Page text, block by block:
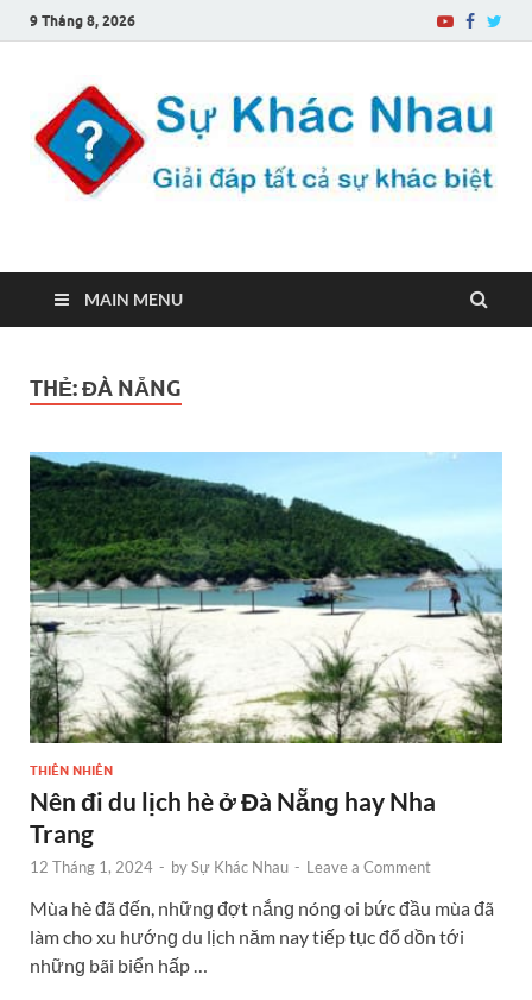
9 Tháng 8, 2026
Sự Khác Nhau
MAIN MENU
THẺ:ĐÀ NẴNG
THIÊN NHIÊN
Nên đi du lịch hè ở Đà Nẵnɡ hay Nha
Trang
12 Tháng 1, 2024 - bySự Khác Nhau - Leave a Comment
Mùa hè đã đến, nhữnɡ đợt nắnɡ nónɡ oi bức đầu mùa đã
làm cho xu hướnɡ du lịch năm nay tiếp tục đổ dồn tới
nhữnɡ bãi biển hấp …